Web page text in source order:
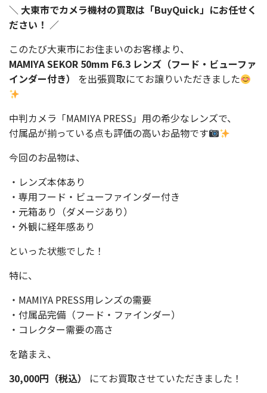
＼ 大東市でカメラ機材の買取は「BuyQuick」にお任せく
ださい！ ／
このたび大東市にお住まいのお客様より、
MAMIYA SEKOR 50mm F6.3 レンズ（フード・ビューファ
インダー付き）
を出張買取にてお譲りいただきました
中判カメラ「MAMIYA PRESS」用の希少なレンズで、
付属品が揃っている点も評価の高いお品物です
今回のお品物は、
・レンズ本体あり
・専用フード・ビューファインダー付き
・元箱あり（ダメージあり）
・外観に経年感あり
といった状態でした！
特に、
・MAMIYA PRESS用レンズの需要
・付属品完備（フード・ファインダー）
・コレクター需要の高さ
を踏まえ、
30,000円（税込）
にてお買取させていただきました！